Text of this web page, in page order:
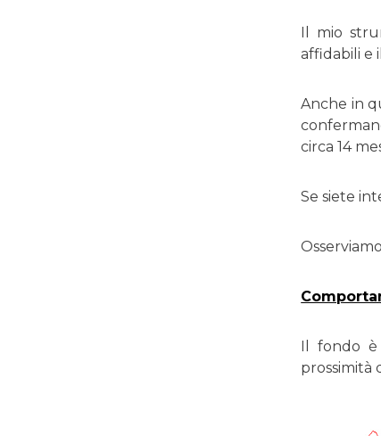
Il mio
affidabili e
Anche in
circa 14
Se siete
Il fondo è
prossimità